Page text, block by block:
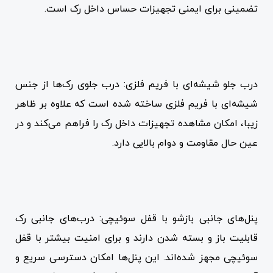
تضمینی برای ایمنی تجهیزات حساس داخل رک است.
درب جلو شیشه‌ای با فریم فلزی: درب جلوی رک‌ها از جنس
شیشه‌ای با فریم فلزی ساخته شده است که علاوه بر ظاهر
زیبا، امکان مشاهده تجهیزات داخل رک را فراهم می‌کند و در
عین حال مقاومت و دوام بالایی دارد.
پنل‌های جانبی بازشو با قفل سوئیچی: درب‌های جانبی رک
قابلیت باز و بسته شدن دارند و برای امنیت بیشتر با قفل
سوئیچی مجهز شده‌اند. این پنل‌ها امکان دسترسی سریع و